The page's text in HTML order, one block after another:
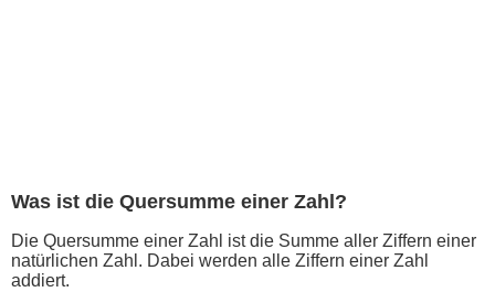
Was ist die Quersumme einer Zahl?
Die Quersumme einer Zahl ist die Summe aller Ziffern einer
natürlichen Zahl. Dabei werden alle Ziffern einer Zahl
addiert.